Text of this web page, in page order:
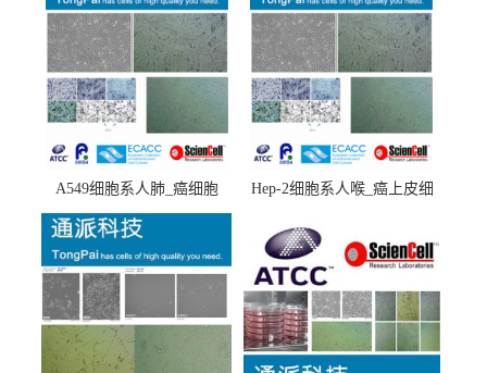
A549细胞系人肺_癌细胞
(A549细胞)
Hep-2细胞系人喉_癌上皮细